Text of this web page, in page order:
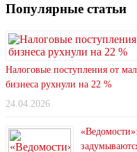
Популярные статьи
Налоговые поступления от
бизнеса рухнули на 22 %
24.04.2026